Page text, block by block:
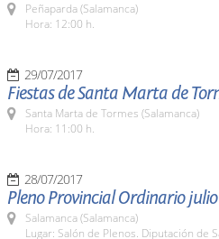
Peñaparda (Salamanca)
Hora: 12:00 h.
29/07/2017
Fiestas de Santa Marta de
Santa Marta de Tormes (Salamanca)
Hora: 11:00 h.
28/07/2017
Pleno Provincial Ordinario julio
Salamanca (Salamanca)
Lugar: Salón de Plenos. Diputación de